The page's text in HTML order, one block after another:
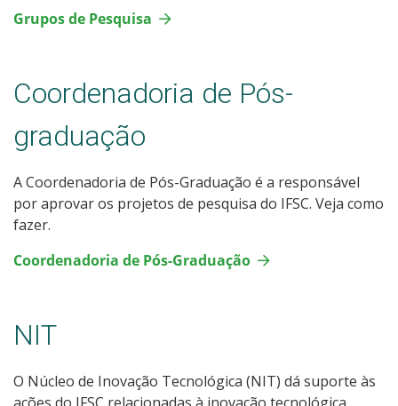
Grupos de Pesquisa
Coordenadoria de Pós-
graduação
A Coordenadoria de Pós-Graduação é a responsável
por aprovar os projetos de pesquisa do IFSC. Veja como
fazer.
Coordenadoria de Pós-Graduação
NIT
O Núcleo de Inovação Tecnológica (NIT) dá suporte às